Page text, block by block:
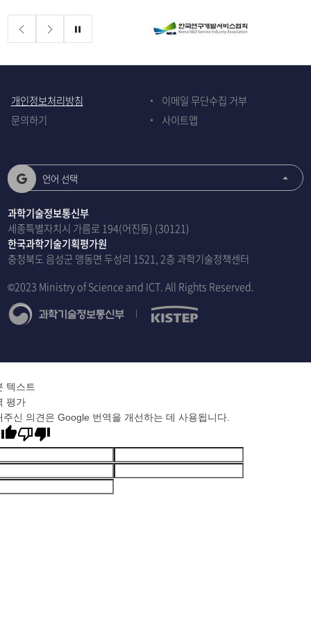
배너존
개인정보처리방침
이메일 무단수집 거부
문의하기
사이트맵
언어 선택
과학기술정보통신부
세종특별자치시 가름로 194(어진동) (30121)
한국과학기술기획평가원
충청북도 음성군 맹동면 두성리 1521, 2층 과학기술정책센터
©2023 Ministry of Science and ICT. All Rights Reserved.
텍스트
평가
주신 의견은 Google 번역을 개선하는 데 사용됩니다.